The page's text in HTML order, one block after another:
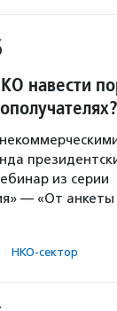
навести
из серии
— «От
· НКО-сектор